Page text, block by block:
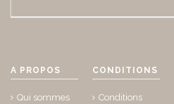
A PROPOS
Qui sommes
CONDITIONS
Conditions